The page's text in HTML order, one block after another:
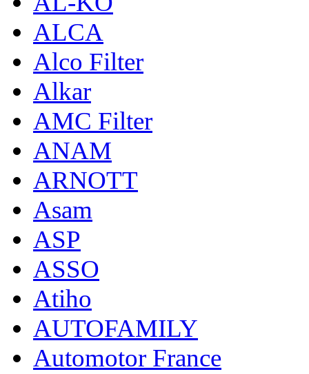
ALCA
Alco Filter
Alkar
AMC Filter
ANAM
ARNOTT
Asam
ASP
ASSO
Atiho
AUTOFAMILY
Automotor France